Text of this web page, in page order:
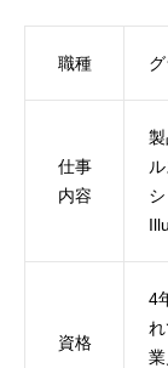
職種
仕事
内容
資格
4